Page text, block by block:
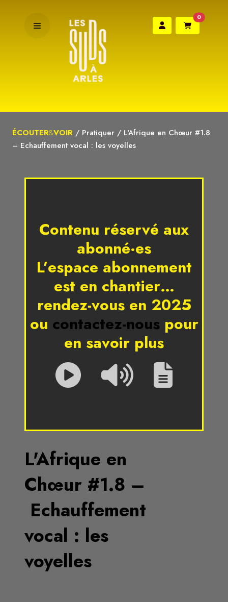
0
ÉCOUTER&VOIR / Pratiquer / L'Afrique en Chœur #1.8
– Echauffement vocal : les voyelles
Contenu réservé aux
abonné·es
L’espace abonnement
est en chantier…
rendez-vous en 2025
ou contactez-nouspour
en savoir plus
L'Afrique en
Chœur #1.8 –
Echauffement
vocal : les
voyelles